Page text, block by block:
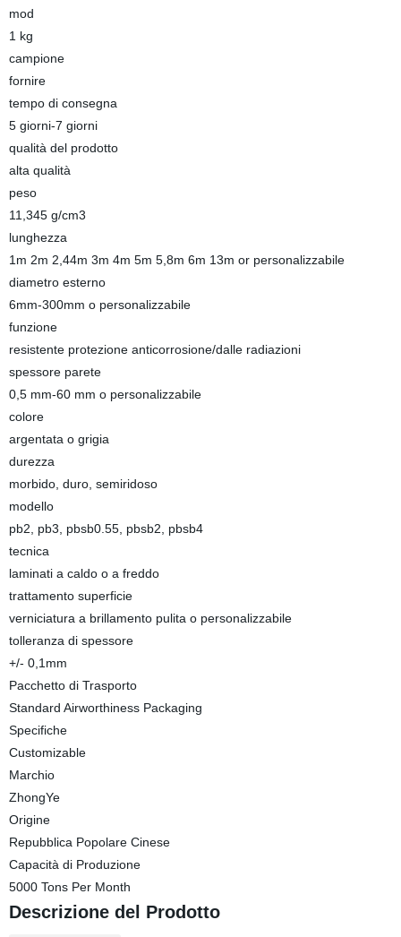
mod
1 kg
campione
fornire
tempo di consegna
5 giorni-7 giorni
qualità del prodotto
alta qualità
peso
11,345 g/cm3
lunghezza
1m 2m 2,44m 3m 4m 5m 5,8m 6m 13m or personalizzabile
diametro esterno
6mm-300mm o personalizzabile
funzione
resistente protezione anticorrosione/dalle radiazioni
spessore parete
0,5 mm-60 mm o personalizzabile
colore
argentata o grigia
durezza
morbido, duro, semiridoso
modello
pb2, pb3, pbsb0.55, pbsb2, pbsb4
tecnica
laminati a caldo o a freddo
trattamento superficie
verniciatura a brillamento pulita o personalizzabile
tolleranza di spessore
+/- 0,1mm
Pacchetto di Trasporto
Standard Airworthiness Packaging
Specifiche
Customizable
Marchio
ZhongYe
Origine
Repubblica Popolare Cinese
Capacità di Produzione
5000 Tons Per Month
Descrizione del Prodotto